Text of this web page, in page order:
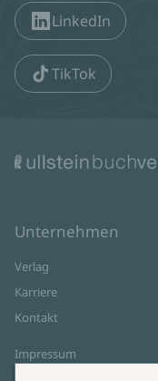
LinkedIn
TikTok
Unternehmen
Verlag
Karriere
Kontakt
Impressum